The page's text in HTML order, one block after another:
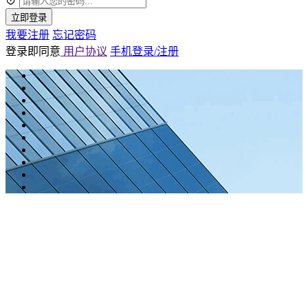
立即登录
我要注册 忘记密码
登录即同意 用户协议 手机登录/注册